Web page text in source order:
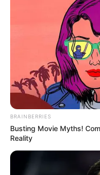
BRAINBERRIES
Busting Movie Myths!
Reality